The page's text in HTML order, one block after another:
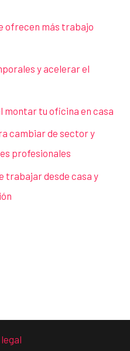
ofrecen más trabajo
y acelerar el
montar tu oficina en casa
cambiar de sector y
profesionales
trabajar desde casa y